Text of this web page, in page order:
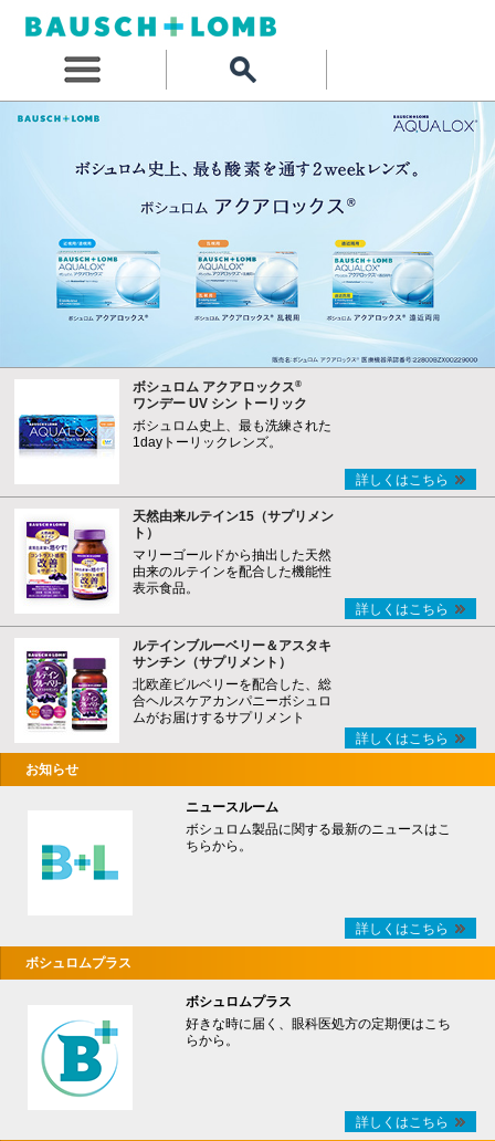
ボシュロム アクアロックス®
ワンデー UV シン トーリック
ボシュロム史上、最も洗練された
1dayトーリックレンズ。
詳しくはこちら
天然由来ルテイン15（サプリメン
ト）
マリーゴールドから抽出した天然
由来のルテインを配合した機能性
表示食品。
詳しくはこちら
ルテインブルーベリー＆アスタキ
サンチン（サプリメント）
北欧産ビルベリーを配合した、総
合ヘルスケアカンパニーボシュロ
ムがお届けするサプリメント
詳しくはこちら
お知らせ
ニュースルーム
ボシュロム製品に関する最新のニュースはこ
ちらから。
詳しくはこちら
ボシュロムプラス
ボシュロムプラス
好きな時に届く、眼科医処方の定期便はこち
らから。
詳しくはこちら